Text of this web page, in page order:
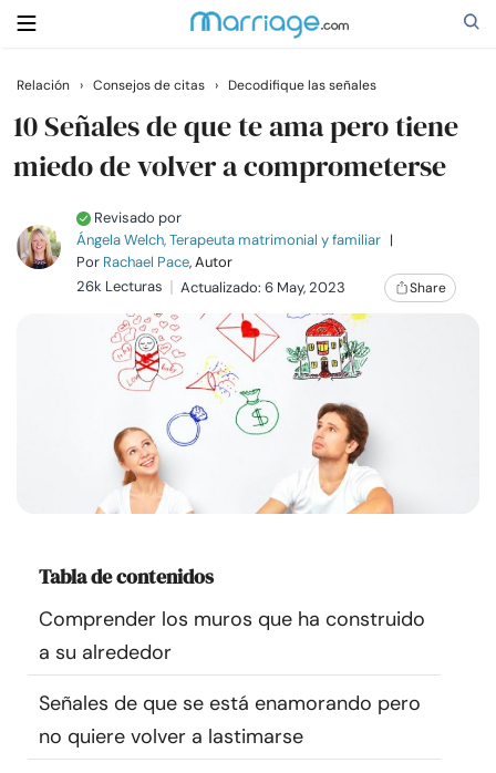
Buscar
Relaciones
Recursos
Comunidad
Encuentra un terapeuta
Idioma
Relación › Consejos de citas › Decodifique las señales
10 Señales de que te ama pero tiene
miedo de volver a comprometerse
Revisado por
Ángela Welch, Terapeuta matrimonial y familiar |
Por Rachael Pace, Autor
26k Lecturas
Actualizado: 6 May, 2023 Share
Tabla de contenidos
Comprender los muros que ha construido
a su alrededor
Señales de que se está enamorando pero
no quiere volver a lastimarse